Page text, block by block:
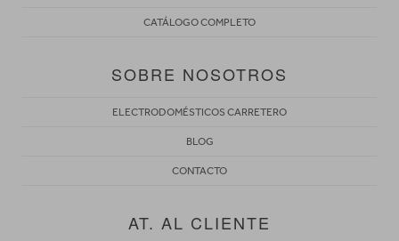
CATÁLOGO COMPLETO
SOBRE NOSOTROS
ELECTRODOMÉSTICOS CARRETERO
BLOG
CONTACTO
AT. AL CLIENTE